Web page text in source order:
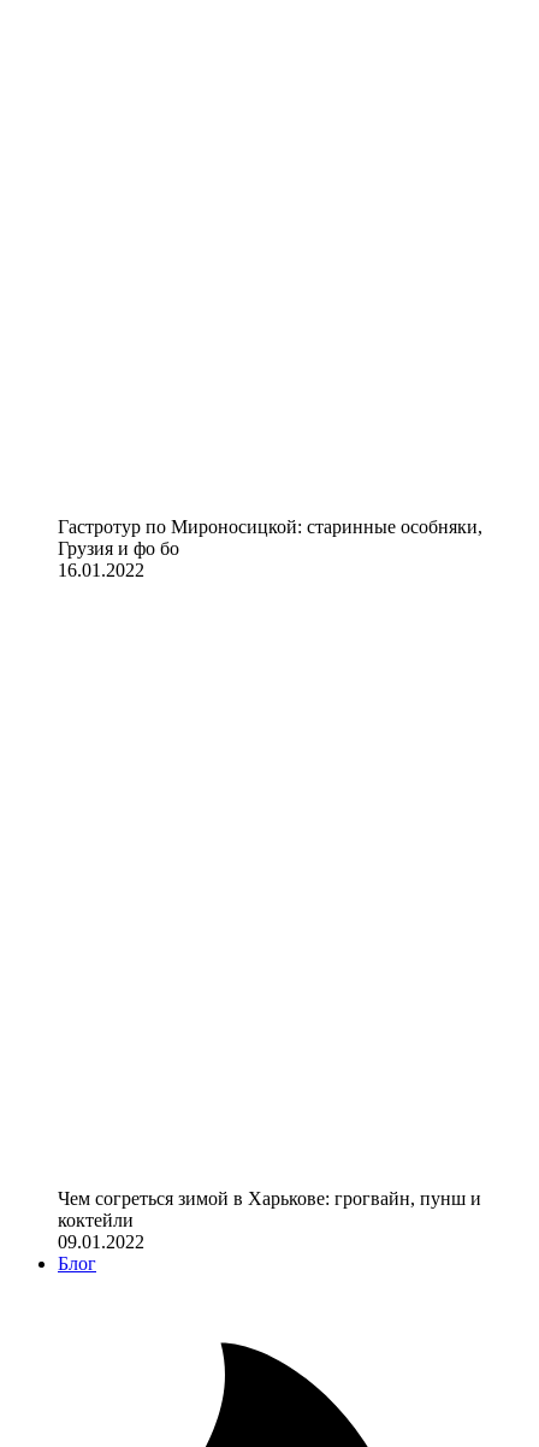
Гастротур по Мироносицкой: старинные особняки,
Грузия и фо бо
16.01.2022
Чем согреться зимой в Харькове: грогвайн, пунш и
коктейли
09.01.2022
Блог